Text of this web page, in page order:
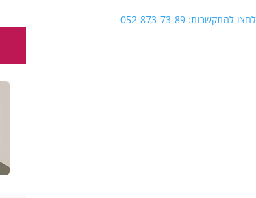
לחצו להתקשרות: 052-873-73-89